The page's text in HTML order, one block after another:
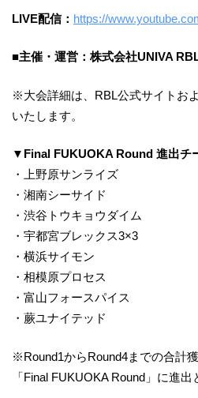
LIVE配信： https://
■主催・運営：株式会社UNIVA
※大会詳細は、RBL公式サイトお
いたします。
▼Final FUKUOKA Round 進出チ
・上野原サンライズ
・湘南シーサイド
・渋谷トウキョウダイム
・宇都宮ブレックス3×3
・横浜サイモン
・相模原プロセス
・富山フォースパイス
・蕨ユナイテッド
※Round1からRound4までの合計
「Final FUKUOKA Round」に進出